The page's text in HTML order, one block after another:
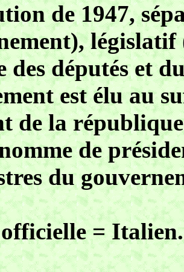
de 1947,
des députés et
est élu au
de la
de
du
=